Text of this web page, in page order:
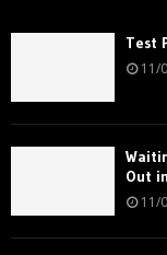
Test
11/
Out
11/